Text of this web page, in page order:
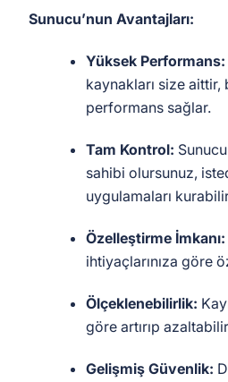
Sunucu’nun Avantajları:
Yüksek Performans:
kaynakları size aittir,
performans sağlar.
Tam Kontrol:
sahibi olursunuz,
uygulamaları
Özelleştirme İmkanı:
ihtiyaçlarınıza göre
Ölçeklenebilirlik:
göre artırıp
Gelişmiş Güvenlik: